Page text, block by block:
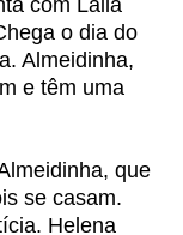
com Laila
o dia do
Almeidinha,
e têm uma
que
se casam.
Helena